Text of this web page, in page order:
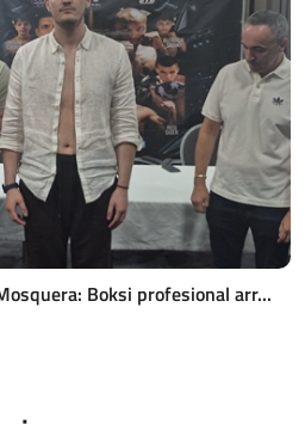
Boksi profesional arr...